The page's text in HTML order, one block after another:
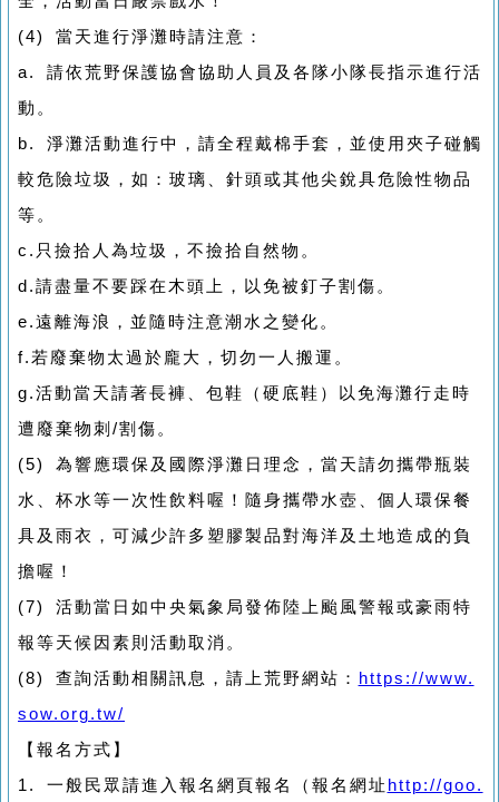
(4) 當天進行淨灘時請注意：
a. 請依荒野保護協會協助人員及各隊小隊長指示進行活
動。
b. 淨灘活動進行中，請全程戴棉手套，並使用夾子碰觸
較危險垃圾，如：玻璃、針頭或其他尖銳具危險性物品
等。
c.只撿拾人為垃圾，不撿拾自然物。
d.請盡量不要踩在木頭上，以免被釘子割傷。
e.遠離海浪，並隨時注意潮水之變化。
f.若廢棄物太過於龐大，切勿一人搬運。
g.活動當天請著長褲、包鞋（硬底鞋）以免海灘行走時
遭廢棄物刺/割傷。
(5) 為響應環保及國際淨灘日理念，當天請勿攜帶瓶裝
水、杯水等一次性飲料喔！隨身攜帶水壺、個人環保餐
具及雨衣，可減少許多塑膠製品對海洋及土地造成的負
擔喔！
(7) 活動當日如中央氣象局發佈陸上颱風警報或豪雨特
報等天候因素則活動取消。
(8) 查詢活動相關訊息，請上荒野網站：
https://www.
sow.org.tw/
【報名方式】
1. 一般民眾請進入報名網頁報名（報名網址 http://goo.